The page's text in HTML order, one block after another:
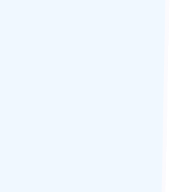
describe your desires, your
help us personalize your trip.